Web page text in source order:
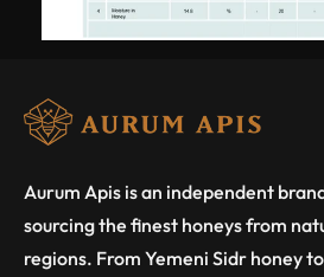
Aurum Apis is an independent
sourcing the finest honeys from
regions. From Yemeni Sidr honey